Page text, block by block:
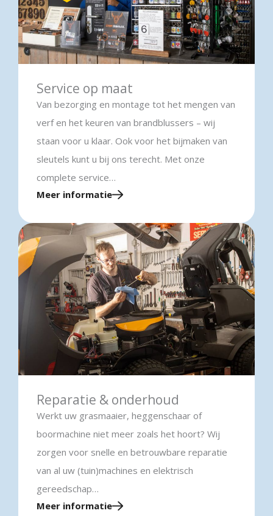
Service op maat
Van bezorging en montage tot het mengen van
verf en het keuren van brandblussers – wij
staan voor u klaar. Ook voor het bijmaken van
sleutels kunt u bij ons terecht. Met onze
complete service…
Meer informatie
Reparatie & onderhoud
Werkt uw grasmaaier, heggenschaar of
boormachine niet meer zoals het hoort? Wij
zorgen voor snelle en betrouwbare reparatie
van al uw (tuin)machines en elektrisch
gereedschap…
Meer informatie